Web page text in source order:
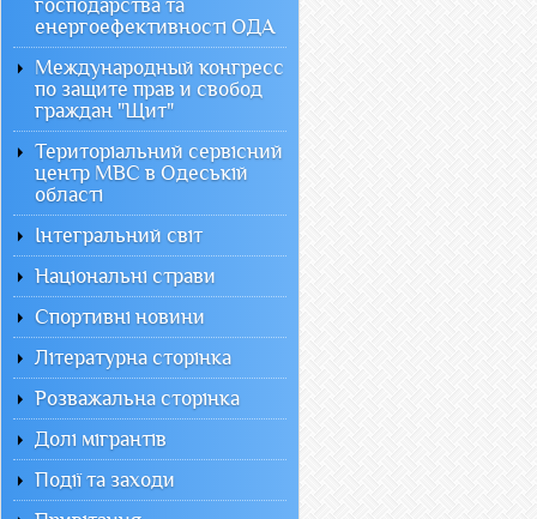
господарства та
енергоефективності ОДА
Международный конгресс
по защите прав и свобод
граждан "Щит"
Територіальний сервісний
центр МВС в Одеській
області
Інтегральний світ
Національні страви
Спортивні новини
Літературна сторінка
Розважальна сторінка
Долі мігрантів
Події та заходи